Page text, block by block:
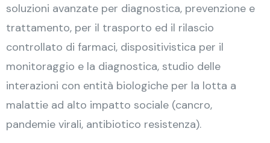
soluzioni avanzate per diagnostica, prevenzione e
trattamento, per il trasporto ed il rilascio
controllato di farmaci, dispositivistica per il
monitoraggio e la diagnostica, studio delle
interazioni con entità biologiche per la lotta a
malattie ad alto impatto sociale (cancro,
pandemie virali, antibiotico resistenza).